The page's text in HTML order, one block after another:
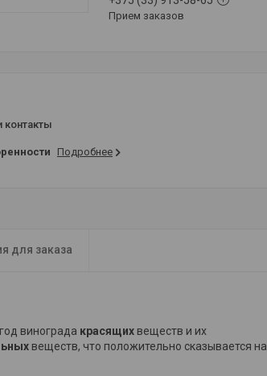
Прием заказов
контакты
Подробнее
для заказа
винограда красящихвеществ и их
веществ, что положительно сказывается на